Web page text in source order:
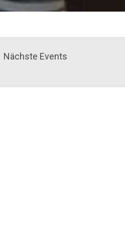
Nächste Events